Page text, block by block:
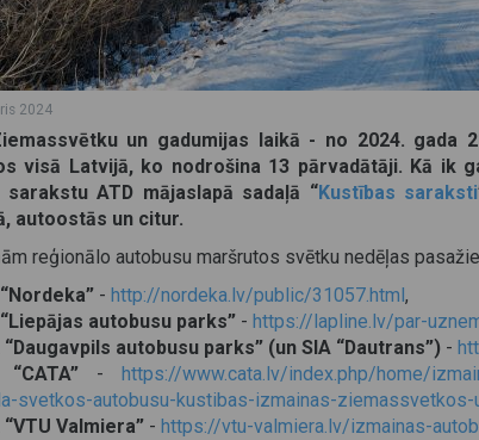
2024
un gadumijas laikā - no 2024. gada
visā Latvijā, ko nodrošina 13 pārvadātāji. Kā ik
sarakstu ATD mājaslapā sadaļā “Kustības saraksti
autoostās un citur.
reģionālo autobusu maršrutos svētku nedēļas
- http://nordeka.lv/public/31057.html,
autobusu parks” - https://lapline.lv/par-
“Daugavpils autobusu parks” (un SIA “Dautrans”) -
“CATA” - https://www.cata.lv/index.php/home/
svetkos-autobusu-kustibas-izmainas-ziemassvetkos-
“VTU Valmiera” - https://vtu-valmiera.lv/izmainas-